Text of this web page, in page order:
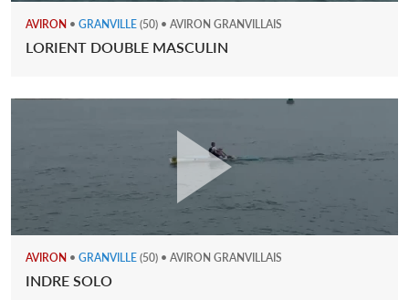
AVIRON • GRANVILLE (50) • AVIRON GRANVILLAIS
LORIENT DOUBLE MASCULIN
AVIRON • GRANVILLE (50) • AVIRON GRANVILLAIS
INDRE SOLO